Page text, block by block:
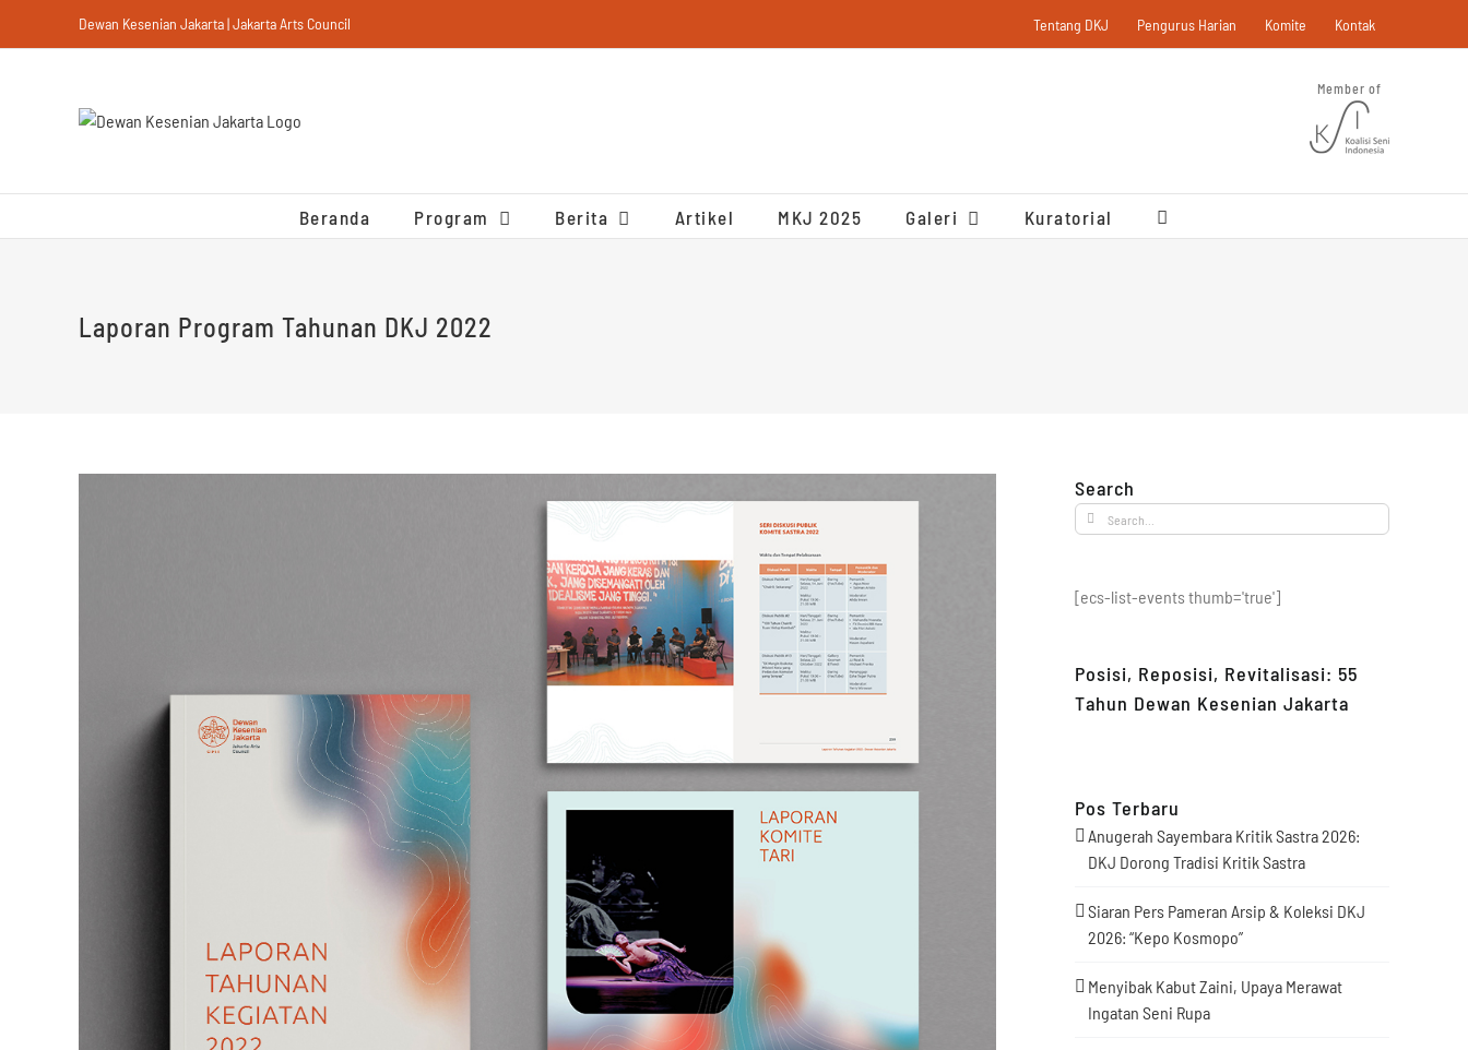
Dewan Kesenian Jakarta | Jakarta Arts Council Tentang DKJ Pengurus Harian Komite Kontak
Member of
Beranda Program Berita Artikel MKJ 2025 Galeri Kuratorial
Laporan Program Tahunan DKJ 2022
Search
Search
for:
[ecs-list-events thumb='true']
Posisi, Reposisi, Revitalisasi: 55
Tahun Dewan Kesenian Jakarta
Pos Terbaru
Anugerah Sayembara Kritik Sastra 2026:
DKJ Dorong Tradisi Kritik Sastra
Siaran Pers Pameran Arsip & Koleksi DKJ
2026: “Kepo Kosmopo”
Menyibak Kabut Zaini, Upaya Merawat
Ingatan Seni Rupa